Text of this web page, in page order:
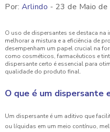
Por: Arlindo - 23 de Maio
O uso de dispersantes se destaca
melhorar a mistura e a eficiência de
desempenham um papel crucial na
como cosméticos, farmacêuticos e
dispersante certo é essencial para
qualidade do produto final.
O que é um dispersante
Um dispersante é um aditivo que
ou líquidas em um meio contínuo,